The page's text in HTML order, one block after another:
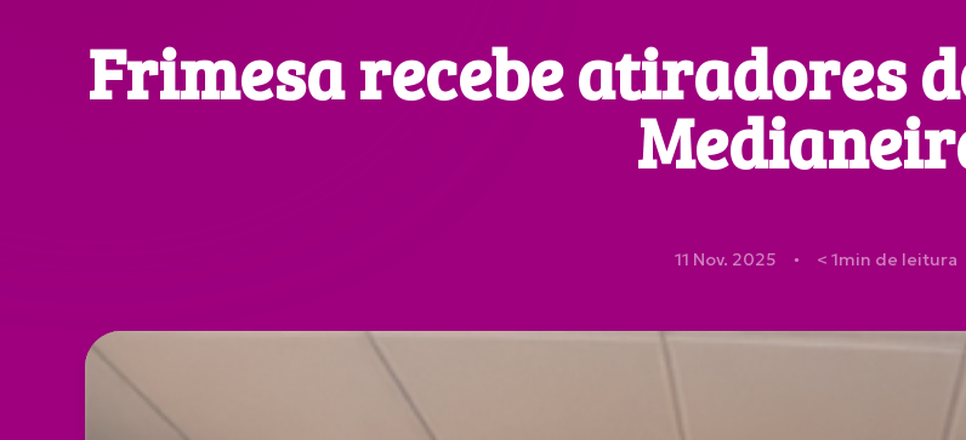
Frimesa recebe atiradores
11 Nov. 2025 ● < 1min de leitura